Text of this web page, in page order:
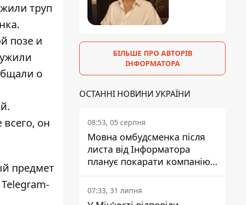
труп
позе и
о
всего, он
предмет
БІЛЬШЕ ПРО АВТОРІВ
ІНФОРМАТОРА
ОСТАННІ НОВИНИ УКРАЇНИ
08:53, 05 серпня
Мовна омбудсменка після
листа від Інформатора
планує покарати компанію-
підрядника ПриватБанку
07:33, 31 липня